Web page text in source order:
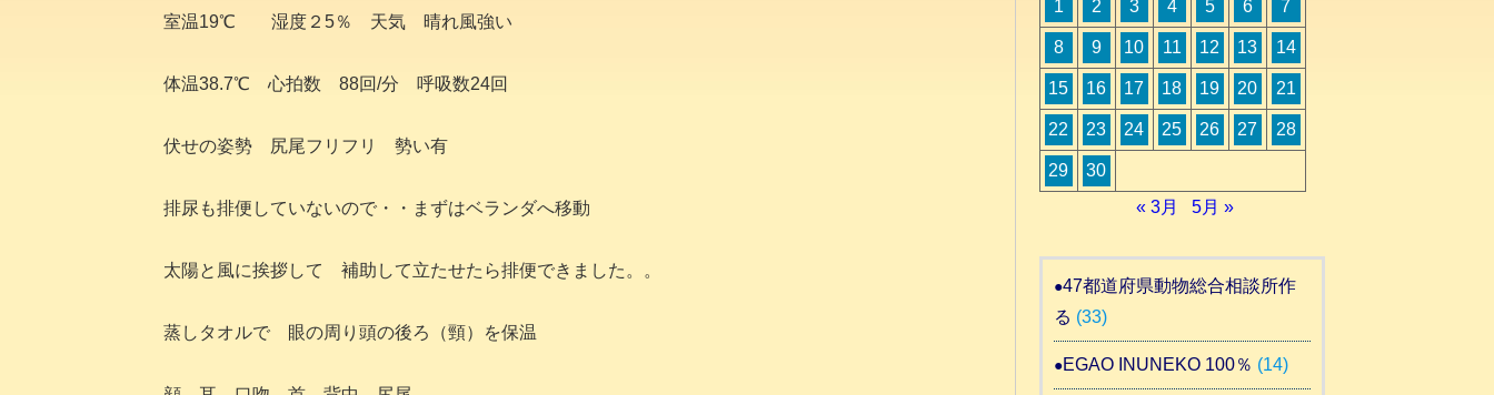
室温19℃ 湿度２5％ 天気 晴れ風強い
体温38.7℃ 心拍数 88回/分 呼吸数24回
伏せの姿勢 尻尾フリフリ 勢い有
排尿も排便していないので・・まずはベランダへ移動
太陽と風に挨拶して 補助して立たせたら排便できました。。
蒸しタオルで 眼の周り頭の後ろ（頸）を保温
1 2 3 4 5 6 7
8 9 10 11 12 13 14
15 16 17 18 19 20 21
22 23 24 25 26 27 28
29
30
« 3月
5月 »
47都道府県動物総合相談所作
る (33)
EGAO INUNEKO 100％ (14)